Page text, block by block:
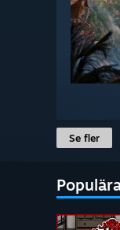
Se fler